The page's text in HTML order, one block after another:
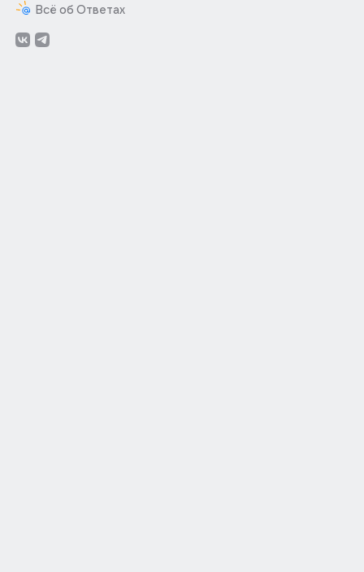
Всё об Ответах